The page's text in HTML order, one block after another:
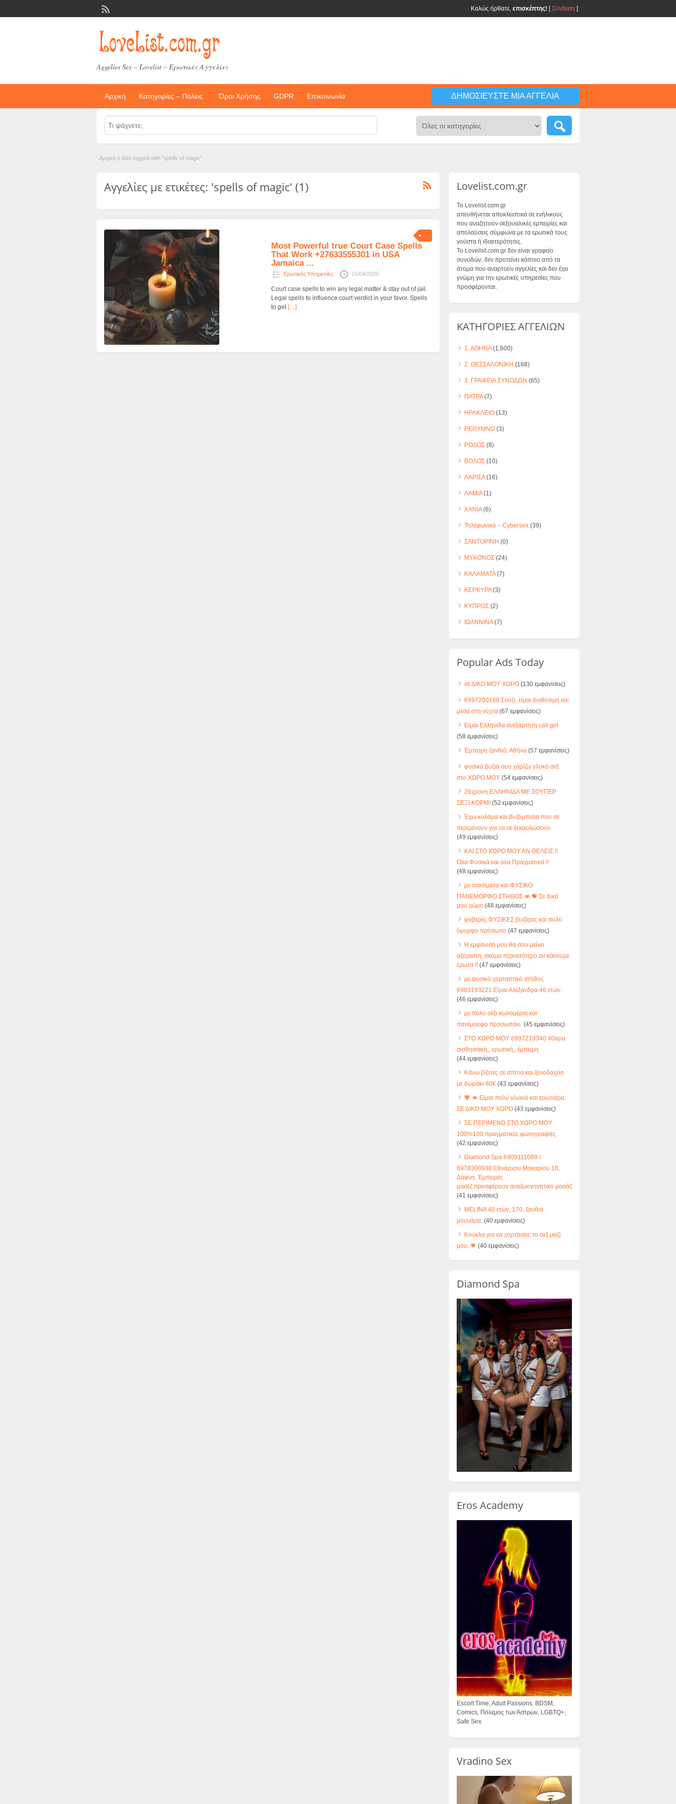
Καλώς ήρθατε, επισκέπτης! [Σύνδεση ]
Aggelies Sex – Lovelist – Ερωτικές Αγγελίες
Αρχική Κατηγορίες – Πόλεις Όροι Χρήσης GDPR Επικοινωνία ΔΗΜΟΣΙΕΎΣΤΕ ΜΙΑ ΑΓΓΕΛΊΑ
Αρχική » Ads tagged with "spells of magic"
Αγγελίες με ετικέτες: 'spells of magic' (1)
Most Powerful true Court Case Spells
That Work +27633555301 in USA
Jamaica ...
Ερωτικές Υπηρεσίες 15/04/2025
Court case spells to win any legal matter & stay out of jail.
Legal spells to influence court verdict in your favor. Spells
to get […]
Lovelist.com.gr
Το Lovelist.com.gr
απευθήνεται αποκλειστικά σε ενήλικους
που αναζητούν σεξουαλικές εμπειρίες και
απολαύσεις σύμφωνα με τα ερωτικά τους
γούστα ή ιδιαιτερότητες.
Το Lovelist.com.gr δεν είναι γραφείο
συνοδών, δεν προτείνει κάποιο από τα
άτομα που αναρτούν αγγελίες και δεν έχει
γνώμη για την ερωτικές υπηρεσίες που
προσφέρονται.
ΚΑΤΗΓΟΡΙΕΣ ΑΓΓΕΛΙΩΝ
1. ΑΘΗΝΑ(1,600)
2. ΘΕΣΣΑΛΟΝΙΚΗ (168)
3. ΓΡΑΦΕΙΑ ΣΥΝΟΔΩΝ (65)
ΠΑΤΡΑ(7)
ΗΡΑΚΛΕΙΟ(13)
ΡΕΘΥΜΝΟ(3)
ΡΟΔΟΣ(8)
ΒΟΛΟΣ(10)
ΛΑΡΙΣΑ(16)
ΛΑΜΙΑ(1)
ΧΑΝΙΑ(6)
Τηλεφωνικό – Cybersex(39)
ΣΑΝΤΟΡΙΝΗ (0)
ΜΥΚΟΝΟΣ(24)
ΚΑΛΑΜΑΤΑ(7)
ΚΕΡΚΥΡΑ(3)
ΚΥΠΡΟΣ(2)
ΙΩΑΝΝΙΝΑ(7)
Popular Ads Today
σε ΔΙΚΟ ΜΟΥ ΧΩΡΟ(130 εμφανίσεις)
6997200188 Σούζι, είμαι διαθέσιμη και
μέσα στη νύχτα(67 εμφανίσεις)
Είμαι Ελληνίδα ανεξάρτητη call girl
(58 εμφανίσεις)
Έμπειρη ξανθιά. Αθήνα(57 εμφανίσεις)
φυσικά βυζιά σου χαρίζω γλυκό σεξ
στο ΧΩΡΟ ΜΟΥ(54 εμφανίσεις)
26χρονη ΕΛΛΗΝΙΔΑ ΜΕ ΣΟΥΠΕΡ
ΣΕΞΙ ΚΟΡΜΙ (52 εμφανίσεις)
Έχω κολάρα και βυζόμπαλα που σε
περιμένουν για να σε ξεκαυλώσουν.
(49 εμφανίσεις)
ΚΑΙ ΣΤΟ ΧΏΡΟ ΜΟΥ ΑΝ ΘΕΛΕΙΣ !!
Όλα Φυσικά και όλα Πραγματικά !!
(48 εμφανίσεις)
με πιασίματα και ΦΥΣΙΚΟ
ΠΑΝΕΜΟΡΦΟ ΣΤΗΘΟΣ 💋 💝 Σε δικό
μου χώρο(48 εμφανίσεις)
φοβερές ΦΥΣΙΚΕΣ βυζάρες και πολύ
όμορφο πρόσωπο(47 εμφανίσεις)
Η εμφάνισή μου θα σου μείνει
αξέχαστη, ακόμα περισσότερο αν κάνουμε
έρωτα !!(47 εμφανίσεις)
με φυσικό χορταστικό στήθος
6983193221 Είμαι Αλέξανδρα 46 ετών.
(46 εμφανίσεις)
με πολύ σέξι κωλομέρια και
πανέμορφο προσωπάκι.(45 εμφανίσεις)
ΣΤΟ ΧΩΡΟ ΜΟΥ 6997219340 40αρα
αισθησιακή,, ερωτική,, έμπειρη
(44 εμφανίσεις)
Κάνω βίζιτες σε σπίτια και ξενοδοχεία
με δωράκι 80€(43 εμφανίσεις)
💖 💋 Είμαι πολύ γλυκιά και ερωτιάρα.
ΣΕ ΔΙΚΟ ΜΟΥ ΧΩΡΟ(43 εμφανίσεις)
ΣΕ ΠΕΡΙΜΕΝΩ ΣΤΟ ΧΩΡΟ ΜΟΥ
100%100 πραγματικές φωτογραφίες.
(42 εμφανίσεις)
Diamond Spa 6909111088 /
6978300938 Εθνάρχου Μακαρίου 18,
Δάφνη. Έμπειρες
μασέζ προσφέρουν αναζωογονητικό μασάζ
(41 εμφανίσεις)
MELINA 40 ετών, 170, ξανθιά
μουνάρα.(40 εμφανίσεις)
Κούκλα για να χορτάσεις το σεξ μαζί
μου. 💗 (40 εμφανίσεις)
Diamond Spa
Eros Academy
Escort Time, Adult Passions, BDSM,
Comics, Πόλεμος των Άστρων, LGBTQ+,
Safe Sex
Vradino Sex